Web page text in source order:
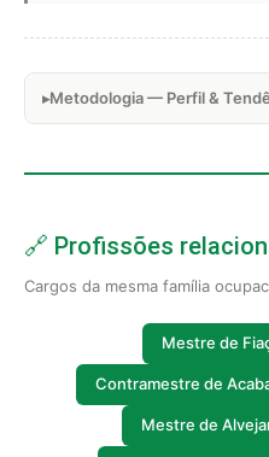
Metodologia — Perfil &
🔗 Profissões
Cargos da mesma família
Mestre de
Contramestre de
Mestre de